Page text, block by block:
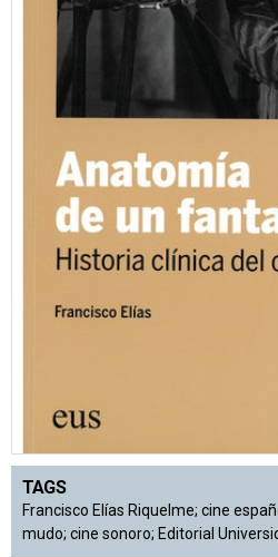
TAGS
Francisco Elías Riquelme; cine
mudo; cine sonoro; Editorial